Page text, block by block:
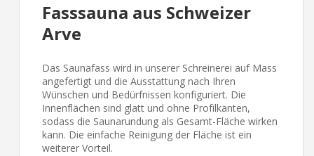
Fasssauna aus Schweizer
Arve
Das Saunafass wird in unserer Schreinerei auf Mass
angefertigt und die Ausstattung nach Ihren
Wünschen und Bedürfnissen konfiguriert. Die
Innenflächen sind glatt und ohne Profilkanten,
sodass die Saunarundung als Gesamt-Fläche wirken
kann. Die einfache Reinigung der Fläche ist ein
weiterer Vorteil.